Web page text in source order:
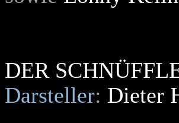
DER
Darsteller: Dieter